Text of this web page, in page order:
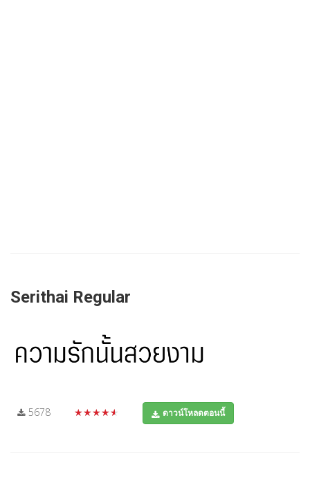
Serithai Regular
5678 ★★★★★ ดาวน์โหลดตอนนี้